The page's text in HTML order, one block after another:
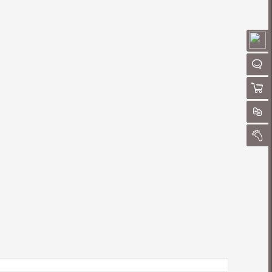
聊
购物
对
我的